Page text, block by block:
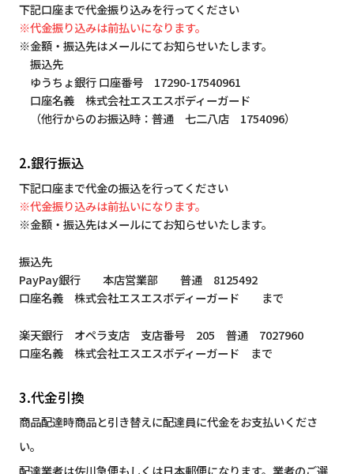
下記口座まで代金振り込みを行ってください
※代金振り込みは前払いになります。
※金額・振込先はメールにてお知らせいたします。
振込先
ゆうちょ銀行 口座番号 17290-17540961
口座名義 株式会社エスエスボディーガード
（他行からのお振込時：普通 七二八店 1754096）
2.銀行振込
下記口座まで代金の振込を行ってください
※代金振り込みは前払いになります。
※金額・振込先はメールにてお知らせいたします。
振込先
PayPay銀行 本店営業部 普通 8125492
口座名義 株式会社エスエスボディーガード まで
楽天銀行 オペラ支店 支店番号 205 普通 7027960
口座名義 株式会社エスエスボディーガード まで
3.代金引換
商品配達時商品と引き替えに配達員に代金をお支払いくださ
い。
配達業者は佐川急便もしくは日本郵便になります。業者のご選